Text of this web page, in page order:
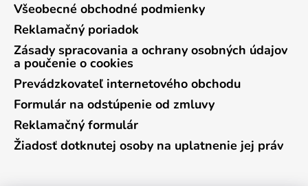
Všeobecné obchodné podmienky
Reklamačný poriadok
Zásady spracovania a ochrany osobných údajov
a poučenie o cookies
Prevádzkovateľ internetového obchodu
Formulár na odstúpenie od zmluvy
Reklamačný formulár
Žiadosť dotknutej osoby na uplatnenie jej práv